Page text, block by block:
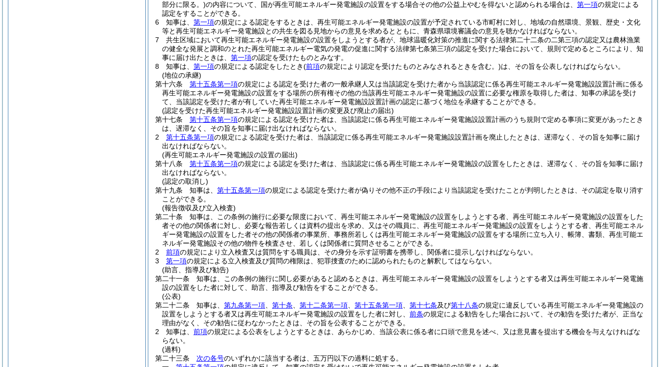
部分に限る。)の内容について、国が再生可能エネルギー発電施設の設置をする場合その他の公益上やむを得ないと認められる場合は、 第一項の規定による
認定をすることができる。
6
知事は、 第一項の規定による認定をするときは、再生可能エネルギー発電施設の設置が予定されている市町村に対し、地域の自然環境、景観、歴史・文化
等と再生可能エネルギー発電施設との共生を図る見地からの意見を求めるとともに、青森県環境審議会の意見を聴かなければならない。
7
共生区域において再生可能エネルギー発電施設の設置をしようとする者が、地球温暖化対策の推進に関する法律第二十二条の二第三項の認定又は農林漁業
の健全な発展と調和のとれた再生可能エネルギー電気の発電の促進に関する法律第七条第三項の認定を受けた場合において、規則で定めるところにより、知
事に届け出たときは、 第一項の認定を受けたものとみなす。
8
知事は、 第一項の規定による認定をしたとき(前項の規定により認定を受けたものとみなされるときを含む。)は、その旨を公表しなければならない。
(地位の承継)
第十六条
第十五条第一項の規定による認定を受けた者の一般承継人又は当該認定を受けた者から当該認定に係る再生可能エネルギー発電施設設置計画に係る
再生可能エネルギー発電施設の設置をする場所の所有権その他の当該再生可能エネルギー発電施設の設置に必要な権原を取得した者は、知事の承認を受け
て、当該認定を受けた者が有していた再生可能エネルギー発電施設設置計画の認定に基づく地位を承継することができる。
(認定を受けた再生可能エネルギー発電施設設置計画の変更及び廃止の届出)
第十七条
第十五条第一項の規定による認定を受けた者は、当該認定に係る再生可能エネルギー発電施設設置計画のうち規則で定める事項に変更があったとき
は、遅滞なく、その旨を知事に届け出なければならない。
2
第十五条第一項の規定による認定を受けた者は、当該認定に係る再生可能エネルギー発電施設設置計画を廃止したときは、遅滞なく、その旨を知事に届け
出なければならない。
(再生可能エネルギー発電施設の設置の届出)
第十八条
第十五条第一項の規定による認定を受けた者は、当該認定に係る再生可能エネルギー発電施設の設置をしたときは、遅滞なく、その旨を知事に届け
出なければならない。
(認定の取消し)
第十九条
知事は、 第十五条第一項の規定による認定を受けた者が偽りその他不正の手段により当該認定を受けたことが判明したときは、その認定を取り消す
ことができる。
(報告徴収及び立入検査)
第二十条
知事は、この条例の施行に必要な限度において、再生可能エネルギー発電施設の設置をしようとする者、再生可能エネルギー発電施設の設置をした
者その他の関係者に対し、必要な報告若しくは資料の提出を求め、又はその職員に、再生可能エネルギー発電施設の設置をしようとする者、再生可能エネル
ギー発電施設の設置をした者その他の関係者の事業所、事務所若しくは再生可能エネルギー発電施設の設置をする場所に立ち入り、帳簿、書類、再生可能エ
ネルギー発電施設その他の物件を検査させ、若しくは関係者に質問させることができる。
2
前項の規定により立入検査又は質問をする職員は、その身分を示す証明書を携帯し、関係者に提示しなければならない。
3
第一項の規定による立入検査及び質問の権限は、犯罪捜査のために認められたものと解釈してはならない。
(助言、指導及び勧告)
第二十一条
知事は、この条例の施行に関し必要があると認めるときは、再生可能エネルギー発電施設の設置をしようとする者又は再生可能エネルギー発電施
設の設置をした者に対して、助言、指導及び勧告をすることができる。
(公表)
第二十二条
知事は、 第九条第一項 第十条 第十二条第一項 第十五条第一項 第十七条及び第十八条の規定に違反している再生可能エネルギー発電施設の
設置をしようとする者又は再生可能エネルギー発電施設の設置をした者に対し、 前条の規定による勧告をした場合において、その勧告を受けた者が、正当な
理由がなく、その勧告に従わなかったときは、その旨を公表することができる。
2
知事は、 前項の規定による公表をしようとするときは、あらかじめ、当該公表に係る者に口頭で意見を述べ、又は意見書を提出する機会を与えなければな
らない。
(過料)
第二十三条
次の各号のいずれかに該当する者は、五万円以下の過料に処する。